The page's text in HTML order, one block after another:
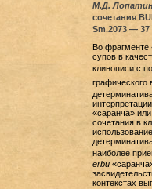
М.Д.
сочетания
Sm.2073 — 37
Во фрагменте
супов в
клинописи с
графического
«саранча» или
сочетания в
наиболее
erbu
контекстах